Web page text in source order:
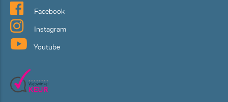
Facebook
Instagram
Youtube